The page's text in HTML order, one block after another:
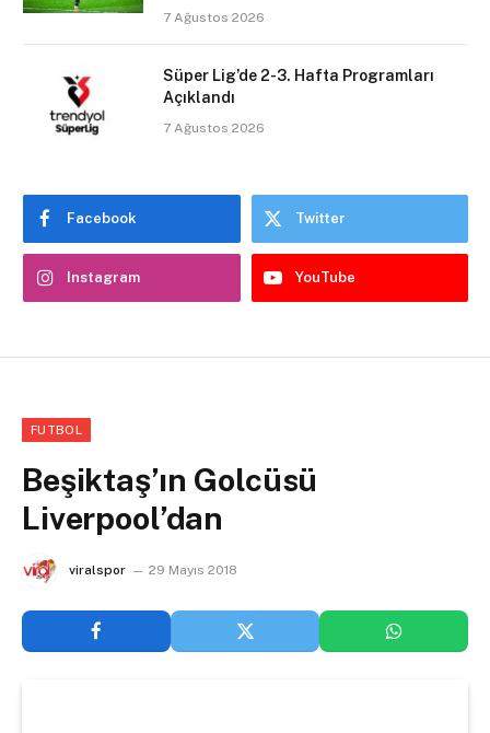
7 Ağustos 2026
Süper Lig’de 2-3. Hafta Programları
Açıklandı
7 Ağustos 2026
Facebook Twitter
Instagram YouTube
FUTBOL
Beşiktaş’ın Golcüsü
Liverpool’dan
viralspor 29 Mayıs 2018